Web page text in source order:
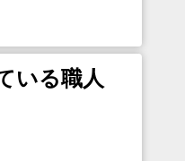
いる職人